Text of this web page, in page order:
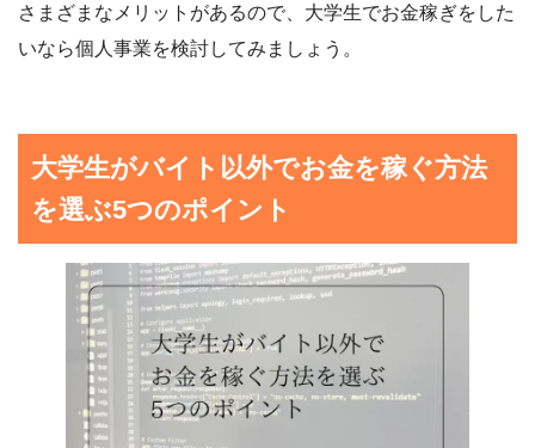
さまざまなメリットがあるので、大学生でお金稼ぎをした
いなら個人事業を検討してみましょう。
大学生がバイト以外でお金を稼ぐ方法
を選ぶ5つのポイント